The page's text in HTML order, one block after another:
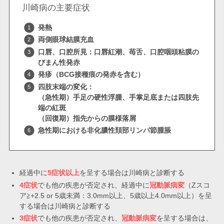
川崎病の主要症状
発熱
両側眼球結膜充血
口唇、口腔所見：口唇紅潮、苺舌、口腔咽頭粘膜の
びまん性発赤
発疹（BCG接種痕の発赤を含む）
四肢末端の変化：
（急性期）手足の硬性浮腫、手掌足底または四肢先
端の紅斑
（回復期）指先からの膜様落屑
急性期における非化膿性頚部リンパ節腫脹
経過中に5症状以上を呈する場合は川崎病と診断する
4症状でも他の疾患が否定され、経過中に冠動脈病変（Zスコ
ア≧+2.5 or 5歳未満：3.0mm以上、5歳以上4.0mm以上）を呈
する場合は川崎病と診断する
3症状でも他の疾患が否定され、 冠動脈病変を呈する場合は、